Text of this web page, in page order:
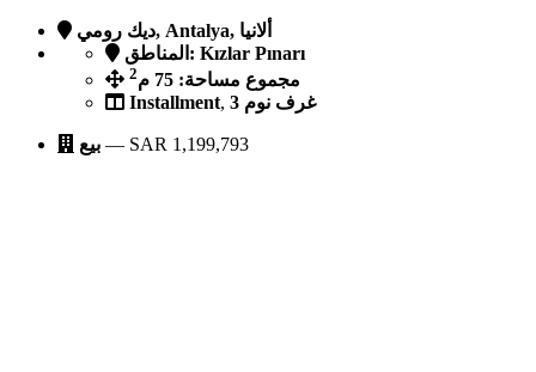
ديك رومي, Antalya, ألانيا
المناطق: Kızlar Pınarı
مجموع مساحة: 75 م
2
Installment, 3 غرف نوم
بيع — SAR 1,199,793